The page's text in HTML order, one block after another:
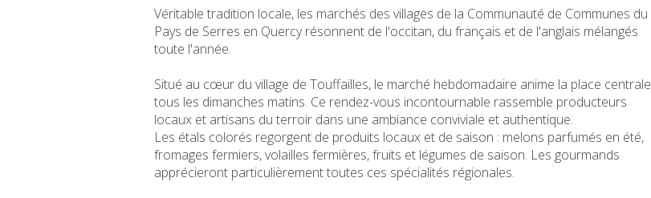
Véritable tradition locale, les marchés des villages de la Communauté de Communes du
Pays de Serres en Quercy résonnent de l'occitan, du français et de l'anglais mélangés
toute l'année.
Situé au cœur du village de Touffailles, le marché hebdomadaire anime la place centrale
tous les dimanches matins. Ce rendez-vous incontournable rassemble producteurs
locaux et artisans du terroir dans une ambiance conviviale et authentique.
Les étals colorés regorgent de produits locaux et de saison : melons parfumés en été,
fromages fermiers, volailles fermières, fruits et légumes de saison. Les gourmands
apprécieront particulièrement toutes ces spécialités régionales.